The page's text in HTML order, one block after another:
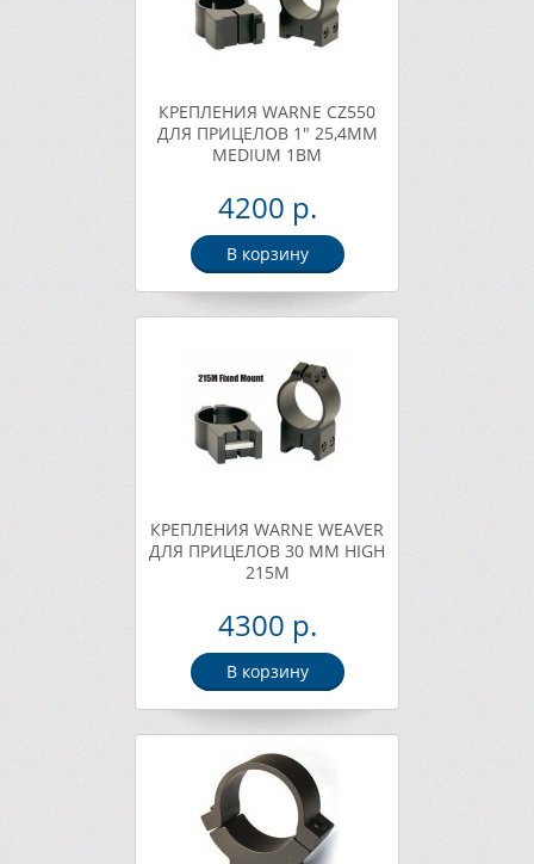
КРЕПЛЕНИЯ WARNE CZ550
ДЛЯ ПРИЦЕЛОВ 1" 25,4ММ
MEDIUM 1BM
4200 р.
В корзину
КРЕПЛЕНИЯ WARNE WEAVER
ДЛЯ ПРИЦЕЛОВ 30 ММ HIGH
215M
4300 р.
В корзину